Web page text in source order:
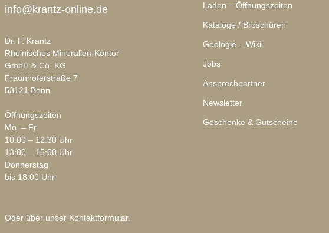
info@krantz-online.de
Dr. F. Krantz
Rheinisches Mineralien-Kontor
GmbH & Co. KG
Fraunhoferstraße 7
53121 Bonn
Öffnungszeiten
Mo. – Fr.
10:00 – 12:30 Uhr
13:00 – 15:00 Uhr
Donnerstag
bis 18:00 Uhr
Oder über unser Kontaktformular.
Laden – Öffnungszeiten
Kataloge / Broschüren
Geologie – Wiki
Jobs
Ansprechpartner
Newsletter
Geschenke & Gutscheine